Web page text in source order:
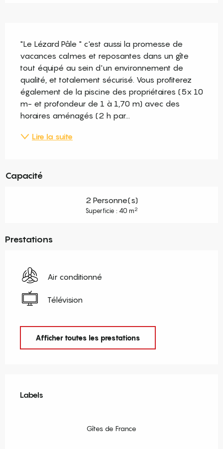
"Le Lézard Pâle " c'est aussi la promesse de
vacances calmes et reposantes dans un gîte
tout équipé au sein d'un environnement de
qualité, et totalement sécurisé. Vous profiterez
également de la piscine des propriétaires (5x 10
m- et profondeur de 1 à 1,70 m) avec des
horaires aménagés (2 h par...
Lire la suite
Capacité
2 Personne(s)
Superficie : 40 m2
Prestations
Air conditionné
Télévision
Afficher toutes les prestations
Labels
Labels
Gîtes de France